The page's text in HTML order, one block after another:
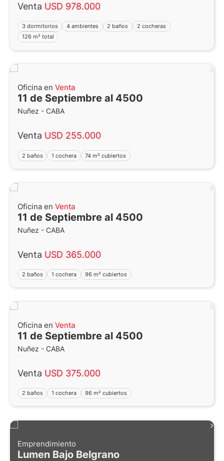
Venta USD 978.000
3 dormitorios 4 ambientes 2 baños
2 cocheras
126 m² total
Oficina en Venta
11 de Septiembre al 4500
Nuñez - CABA
Venta USD 255.000
2 baños 1 cochera 74 m² cubiertos
Oficina en Venta
11 de Septiembre al 4500
Nuñez - CABA
Venta USD 365.000
2 baños 1 cochera 96 m² cubiertos
Oficina en Venta
11 de Septiembre al 4500
Nuñez - CABA
Venta USD 375.000
2 baños 1 cochera 96 m² cubiertos
Emprendimiento
Lumen Bajo Belgrano